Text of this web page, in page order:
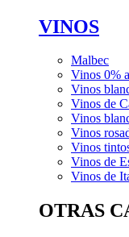
VINOS
Malbec
Vinos 0%
Vinos
Vinos de
Vinos
Vinos
Vinos
Vinos de
Vinos de
OTRAS